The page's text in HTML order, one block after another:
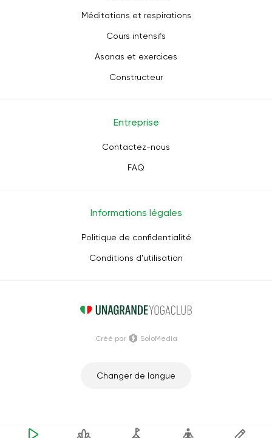
Méditations et respirations
Cours intensifs
Asanas et exercices
Constructeur
Entreprise
Contactez-nous
FAQ
Informations légales
Politique de confidentialité
Conditions d'utilisation
Changer de langue
Créé par SoloMedia